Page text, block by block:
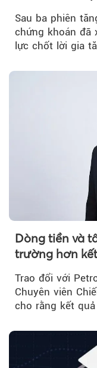
Sau ba phiên
chứng khoán đã
lực chốt lời gia
Dòng tiền và
trường hơn
Trao đổi với
Chuyên viên
cho rằng kết